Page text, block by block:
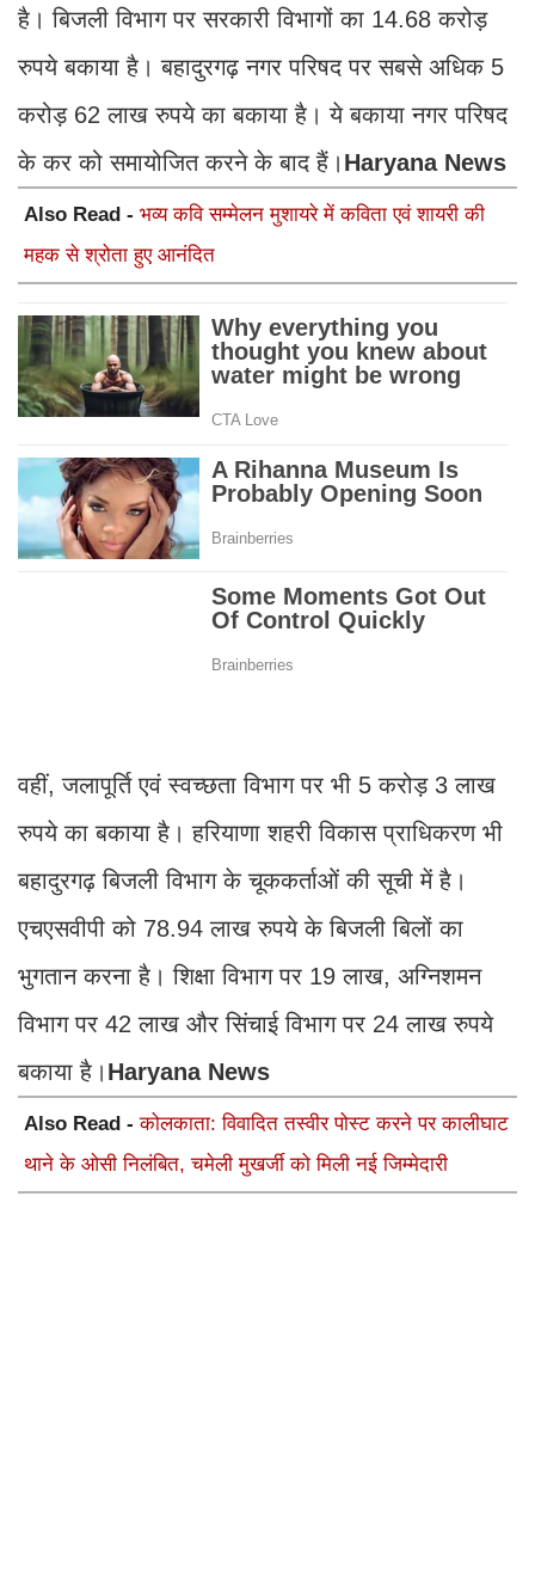
है। बिजली विभाग पर सरकारी विभागों का 14.68 करोड़
रुपये बकाया है। बहादुरगढ़ नगर परिषद पर सबसे अधिक 5
करोड़ 62 लाख रुपये का बकाया है। ये बकाया नगर परिषद
के कर को समायोजित करने के बाद हैं। Haryana News
Also Read - भव्य कवि सम्मेलन मुशायरे में कविता एवं शायरी की
महक से श्रोता हुए आनंदित
वहीं, जलापूर्ति एवं स्वच्छता विभाग पर भी 5 करोड़ 3 लाख
रुपये का बकाया है। हरियाणा शहरी विकास प्राधिकरण भी
बहादुरगढ़ बिजली विभाग के चूककर्ताओं की सूची में है।
एचएसवीपी को 78.94 लाख रुपये के बिजली बिलों का
भुगतान करना है। शिक्षा विभाग पर 19 लाख, अग्निशमन
विभाग पर 42 लाख और सिंचाई विभाग पर 24 लाख रुपये
बकाया है। Haryana News
Also Read -कोलकाता: विवादित तस्वीर पोस्ट करने पर कालीघाट
थाने के ओसी निलंबित, चमेली मुखर्जी को मिली नई जिम्मेदारी